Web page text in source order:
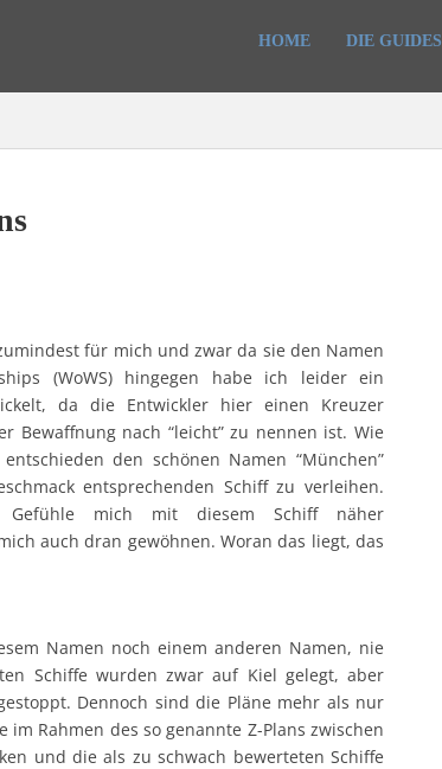
HOME DIE GUIDES
für mich und zwar da sie den Namen
(WoWS) hingegen habe ich leider ein
da die Entwickler hier einen Kreuzer
Bewaffnung nach “leicht” zu nennen ist. Wie
den schönen Namen “München”
entsprechenden Schiff zu verleihen.
Gefühle mich mit diesem Schiff näher
auch dran gewöhnen. Woran das liegt, das
Namen noch einem anderen Namen, nie
Schiffe wurden zwar auf Kiel gelegt, aber
Dennoch sind die Pläne mehr als nur
Rahmen des so genannte Z-Plans zwischen
und die als zu schwach bewerteten Schiffe